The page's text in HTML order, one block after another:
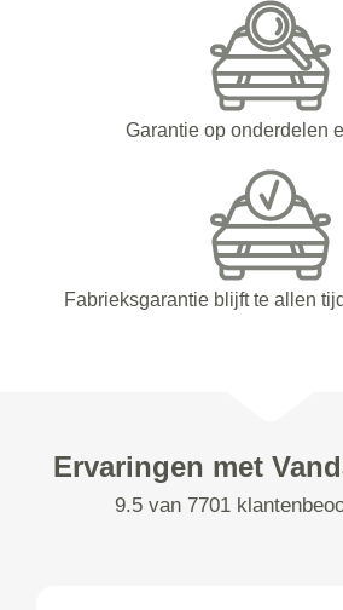
Garantie op onderdelen
Fabrieksgarantie blijft te allen
Ervaringen met
9.5 van 7701